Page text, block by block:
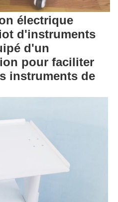
électrique
d'instruments
d'un
pour faciliter
instruments de